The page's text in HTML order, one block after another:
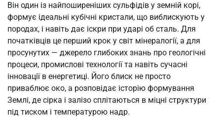
Він один із найпоширеніших сульфідів у земній корі,
формує ідеальні кубічні кристали, що виблискують у
породах, і навіть дає іскри при ударі об сталь. Для
початківців це перший крок у світ мінералогії, а для
просунутих — джерело глибоких знань про геологічні
процеси, промислові технології та навіть сучасні
інновації в енергетиці. Його блиск не просто
приваблює око, а розповідає історію формування
Землі, де сірка і залізо сплітаються в міцні структури
під тиском і температурою надр.